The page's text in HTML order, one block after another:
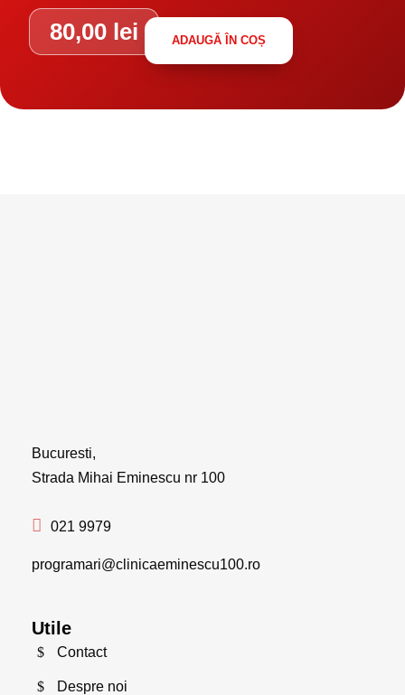
80,00 lei ADAUGĂ ÎN COȘ
Bucuresti,
Strada Mihai Eminescu nr 100
021 9979
programari@clinicaeminescu100.ro
Utile
Contact
Despre noi